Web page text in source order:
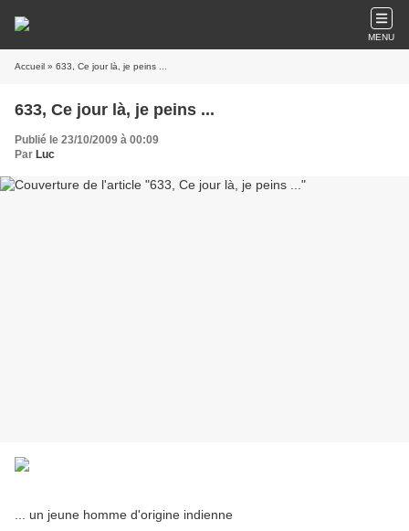
MENU
Accueil » 633, Ce jour là, je peins ...
633, Ce jour là, je peins ...
Publié le 23/10/2009 à 00:09
Par Luc
... un jeune homme d'origine indienne